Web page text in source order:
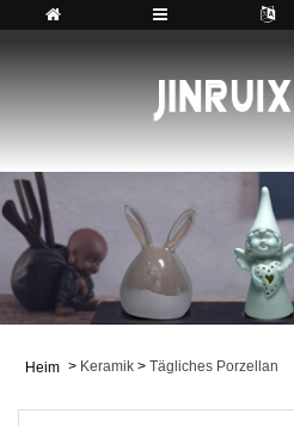
Heim > Keramik > Tägliches Porzellan